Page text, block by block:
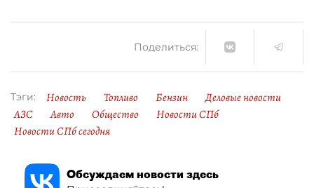
Поделиться:
Тэги: Новость Топливо Бензин
Деловые новости
АЗС
Авто Общество
Новости СПб
Новости СПб сегодня
Обсуждаем новости здесь